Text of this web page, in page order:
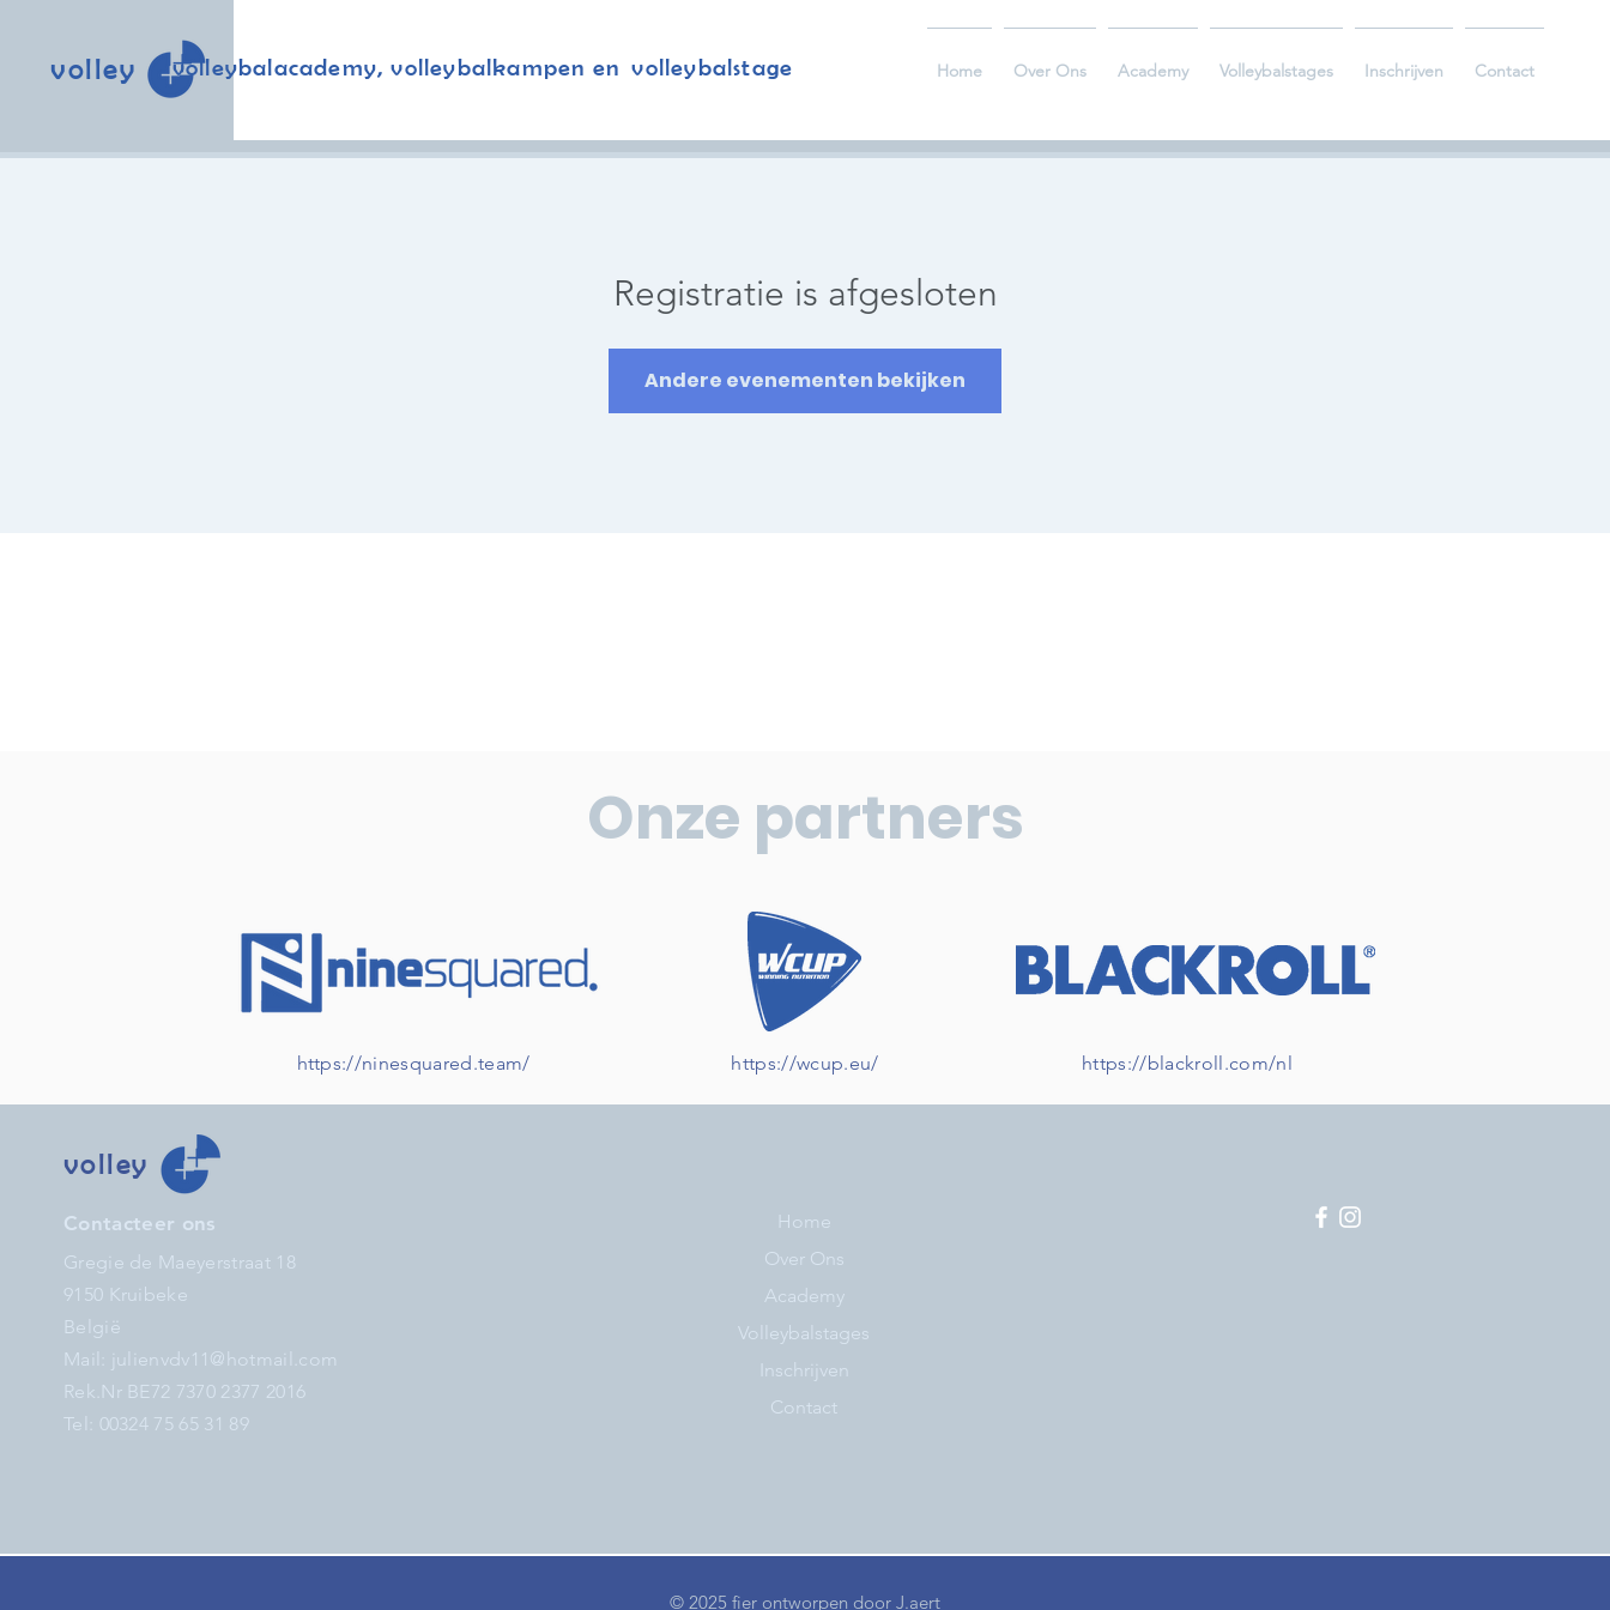
volley volleybalacademy, volleybalkampen en volleybalstage Home Over Ons Academy Volleybalstages Inschrijven Contact
Registratie is afgesloten
Andere evenementen bekijken
volley
Contacteer ons
Gregie de Maeyerstraat 18
9150 Kruibeke
België
Mail:
julienvdv11@hotmail.com
Rek.Nr BE72 7370 2377 2016
Tel: 00324 75 65 31 89
Home
Over Ons
Academy
Volleybalstages
Inschrijven
Contact
Onze partners
https://ninesquared.team/ https://wcup.eu/ https://blackroll.com/nl
© 2025 fier ontworpen door J.aert